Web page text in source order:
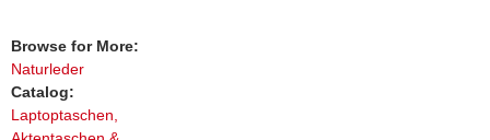
Browse for More:
Naturleder
Catalog:
Laptoptaschen,